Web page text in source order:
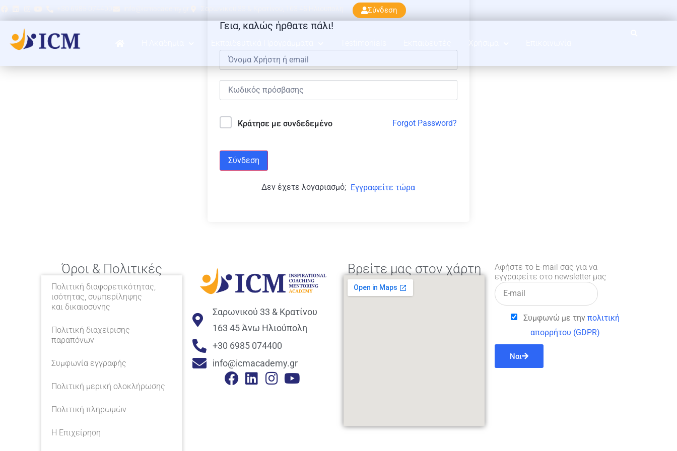
Σύνδεση
Χρήσιμα
Γεια, καλώς ήρθατε πάλι!
Κράτησε με συνδεδεμένο Forgot Password?
Σύνδεση
Δεν έχετε λογαριασμό; Εγγραφείτε τώρα
Όροι & Πολιτικές
Πολιτική διαφορετικότητας,
ισότητας, συμπερίληψης
και δικαιοσύνης
Πολιτική διαχείρισης
παραπόνων
Συμφωνία εγγραφής
Πολιτική μερική ολοκλήρωσης
Πολιτική πληρωμών
Η Επιχείρηση
Σαρωνικού 33 & Κρατίνου
163 45 Άνω Ηλιούπολη
+30 6985 074400
info@icmacademy.gr
Βρείτε μας στον χάρτη
Αφήστε το E-mail σας για να
εγγραφείτε στο newsletter μας
Συμφωνώ με την πολιτική
απορρήτου (GDPR)
Ναι